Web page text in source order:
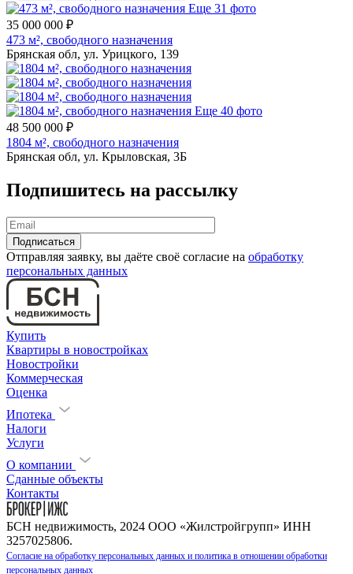
Еще 31 фото
35 000 000 ₽
473 м², свободного назначения
Брянская обл, ул. Урицкого, 139
Еще 40 фото
48 500 000 ₽
1804 м², свободного назначения
Брянская обл, ул. Крыловская, 3Б
Подпишитесь на рассылку
Отправляя заявку, вы даёте своё согласие на обработку
персональных данных
Купить
Квартиры в новостройках
Новостройки
Коммерческая
Оценка
Ипотека
Налоги
Услуги
О компании
Сданные объекты
Контакты
БСН недвижимость, 2024 ООО «Жилстройгрупп» ИНН
3257025806.
Согласие на обработку персональных данных и политика в отношении обработки
персональных данных